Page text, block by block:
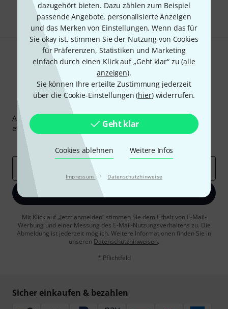
dazugehört bieten. Dazu zählen zum Beispiel
passende Angebote, personalisierte Anzeigen
und das Merken von Einstellungen. Wenn das für
Sie okay ist, stimmen Sie der Nutzung von Cookies
für Präferenzen, Statistiken und Marketing
einfach durch einen Klick auf „Geht klar“ zu (alle
anzeigen).
Sie können Ihre erteilte Zustimmung jederzeit
über die Cookie-Einstellungen (hier) widerrufen.
Geht klar
Cookies ablehnen Weitere Infos
Impressum · Datenschutzhinweise
Teilen Hilfe & Feedback
Thomann Newsletter
Abonniere den Thomann Newsletter und gewinne mit
etwas Glück einen von 50 Gutscheinen 50€
Inspirierende Beiträge
Jetzt anmelden
Mit Klick auf „Jetzt anmelden“ stimmen Sie dem Erhalt von E-Mail-
Werbung und einer Messung des E-Mail-Nutzungsverhaltens zu. Die
Abmeldung ist jederzeit möglich. Weitere Informationen finden Sie in
unseren Datenschutzhinweisen.
* Pflichtfeld
Sicher einkaufen & bezahlen